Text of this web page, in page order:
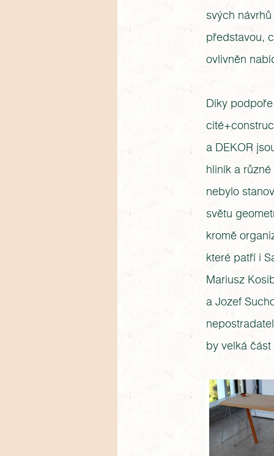
svých
představou,
ovlivněn
Díky
a DEKOR
hliník a
nebylo
světu
kromě
které patří i
Mariusz
a Jozef
by velká